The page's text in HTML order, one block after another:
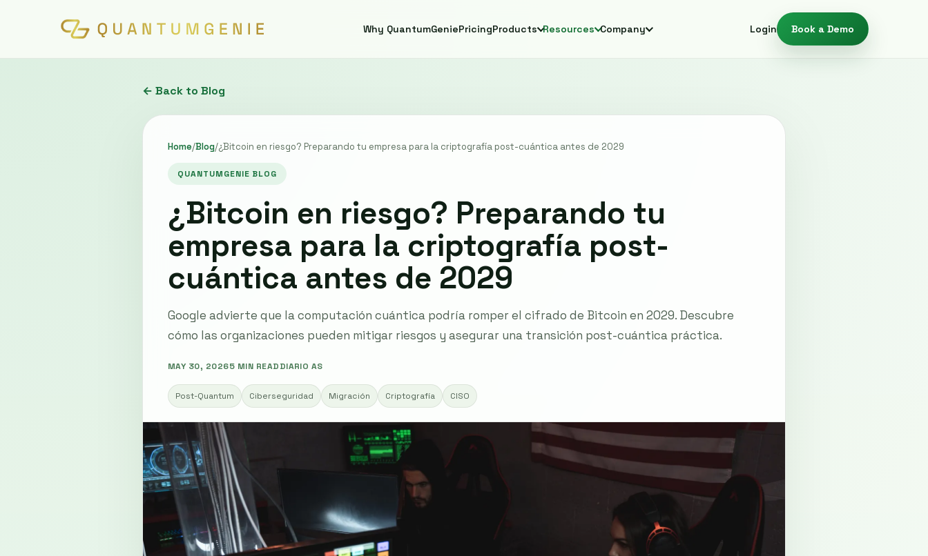
Why QuantumGeniePricingProducts Resources Company Login Book a Demo
← Back to Blog
Home/Blog/¿Bitcoin en riesgo? Preparando tu empresa para la criptografía post-cuántica antes de 2029
QUANTUMGENIE BLOG
¿Bitcoin en riesgo? Preparando tu
empresa para la criptografía post-
cuántica antes de 2029
Google advierte que la computación cuántica podría romper el cifrado de Bitcoin en 2029. Descubre
cómo las organizaciones pueden mitigar riesgos y asegurar una transición post-cuántica práctica.
MAY 30, 20265 MIN READDIARIO AS
Post-Quantum Ciberseguridad Migración Criptografía CISO